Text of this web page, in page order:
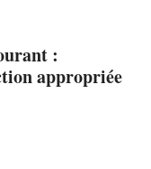
:
appropriée